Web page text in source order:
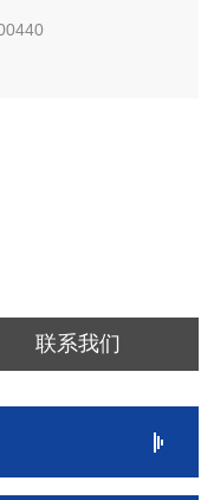
联系我们